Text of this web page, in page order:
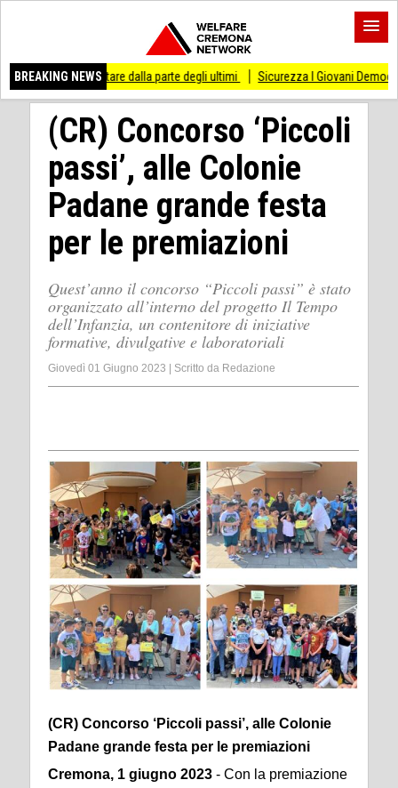
BREAKING NEWS
stare dalla parte degli ultimi Sicurezza I Giovani Democratici ribattono ai
(CR) Concorso ‘Piccoli
passi’, alle Colonie
Padane grande festa
per le premiazioni
Quest’anno il concorso “Piccoli passi” è stato
organizzato all’interno del progetto Il Tempo
dell’Infanzia, un contenitore di iniziative
formative, divulgative e laboratoriali
Giovedì 01 Giugno 2023 Scritto da Redazione
(CR) Concorso ‘Piccoli passi’, alle Colonie
Padane grande festa per le premiazioni
Cremona, 1 giugno 2023 - Con la premiazione